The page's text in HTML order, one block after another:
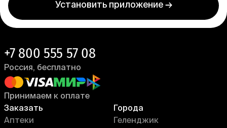
Установить приложение →
Заказать
Аптеки
Города
Геленджик
+7 800 555 57 08
Россия, бесплатно
Принимаем к оплате